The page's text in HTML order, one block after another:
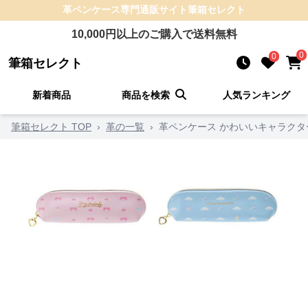
革ペンケース専門通販サイト筆箱セレクト
10,000円以上のご購入で送料無料
筆箱セレクト 0 0
新着商品 商品を検索 人気ランキング
筆箱セレクト TOP › 革の一覧 › 革ペンケース かわいいキャラク